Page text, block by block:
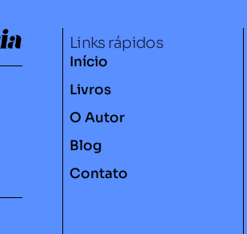
Links rápidos
Início
Livros
O Autor
Blog
Contato